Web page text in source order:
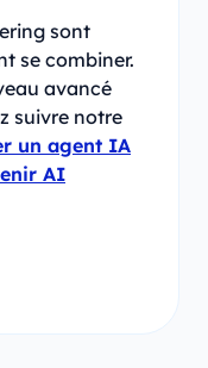
sont
se combiner.
avancé
suivre notre
un agent IA
AI